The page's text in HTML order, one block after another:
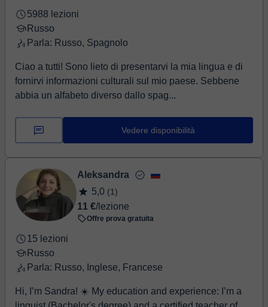
5988 lezioni
Russo
Parla: Russo, Spagnolo
Ciao a tutti! Sono lieto di presentarvi la mia lingua e di
fornirvi informazioni culturali sul mio paese. Sebbene
abbia un alfabeto diverso dallo spag...
Vedere disponibilità
Aleksandra
5,0 (1)
11 €/lezione
Offre prova gratuita
15 lezioni
Russo
Parla: Russo, Inglese, Francese
Hi, I’m Sandra! ☀️ My education and experience: I’m a